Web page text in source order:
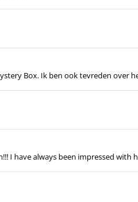
Box. Ik ben ook tevreden over
I have always been impressed with